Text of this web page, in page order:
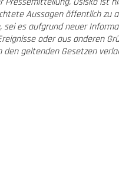
Aussagen öffentlich zu
sei es aufgrund neuer
oder aus anderen
den geltenden Gesetzen